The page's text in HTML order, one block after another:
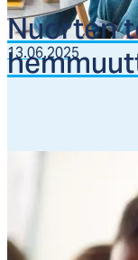
13.06.2025
Nuor­ten